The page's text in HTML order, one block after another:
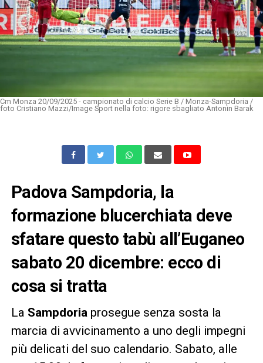
Cm Monza 20/09/2025 - campionato di calcio Serie B / Monza-Sampdoria /
foto Cristiano Mazzi/Image Sport nella foto: rigore sbagliato Antonin Barak
Padova Sampdoria, la
formazione blucerchiata deve
sfatare questo tabù all’Euganeo
sabato 20 dicembre: ecco di
cosa si tratta
La Sampdoria prosegue senza sosta la
marcia di avvicinamento a uno degli impegni
più delicati del suo calendario. Sabato, alle